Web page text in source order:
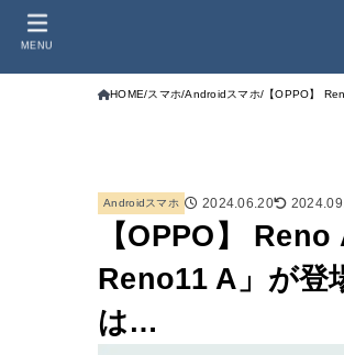
MENU
HOME スマホ Androidスマホ 【OPPO】
Androidスマホ 2024.06.20
【OPPO】
Reno11 A」が登
は…